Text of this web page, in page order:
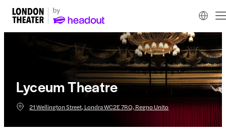
Lyceum Theatre
21 Wellington Street, Londra WC2E 7RQ, Regno Unito